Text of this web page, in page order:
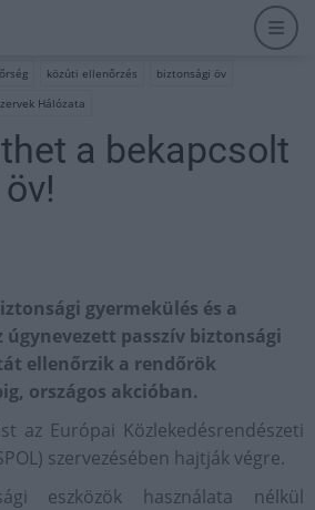
közúti ellenőrzés
biztonsági öv
Hálózata
a bekapcsolt
gyermekülés és a
passzív biztonsági
ellenőrzik a rendőrök
országos akcióban.
az Európai Közlekedésrendészeti
szervezésében hajtják végre.
eszközök használata nélkül